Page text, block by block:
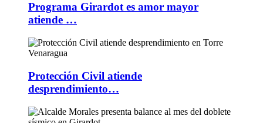
Programa Girardot es amor mayor
atiende …
Protección Civil atiende
desprendimiento…